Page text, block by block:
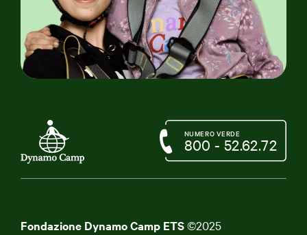
Fondazione Dynamo Camp ETS©2025
800 - 52.62.72
NUMERO VERDE